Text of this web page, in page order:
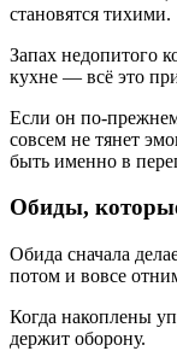
становятся тихими.
Запах недопитого
кухне — всё это
Если он по-
совсем не тянет
быть именно в
Обиды,
Обида сначала
потом и вовсе
Когда накоплены
держит оборону.